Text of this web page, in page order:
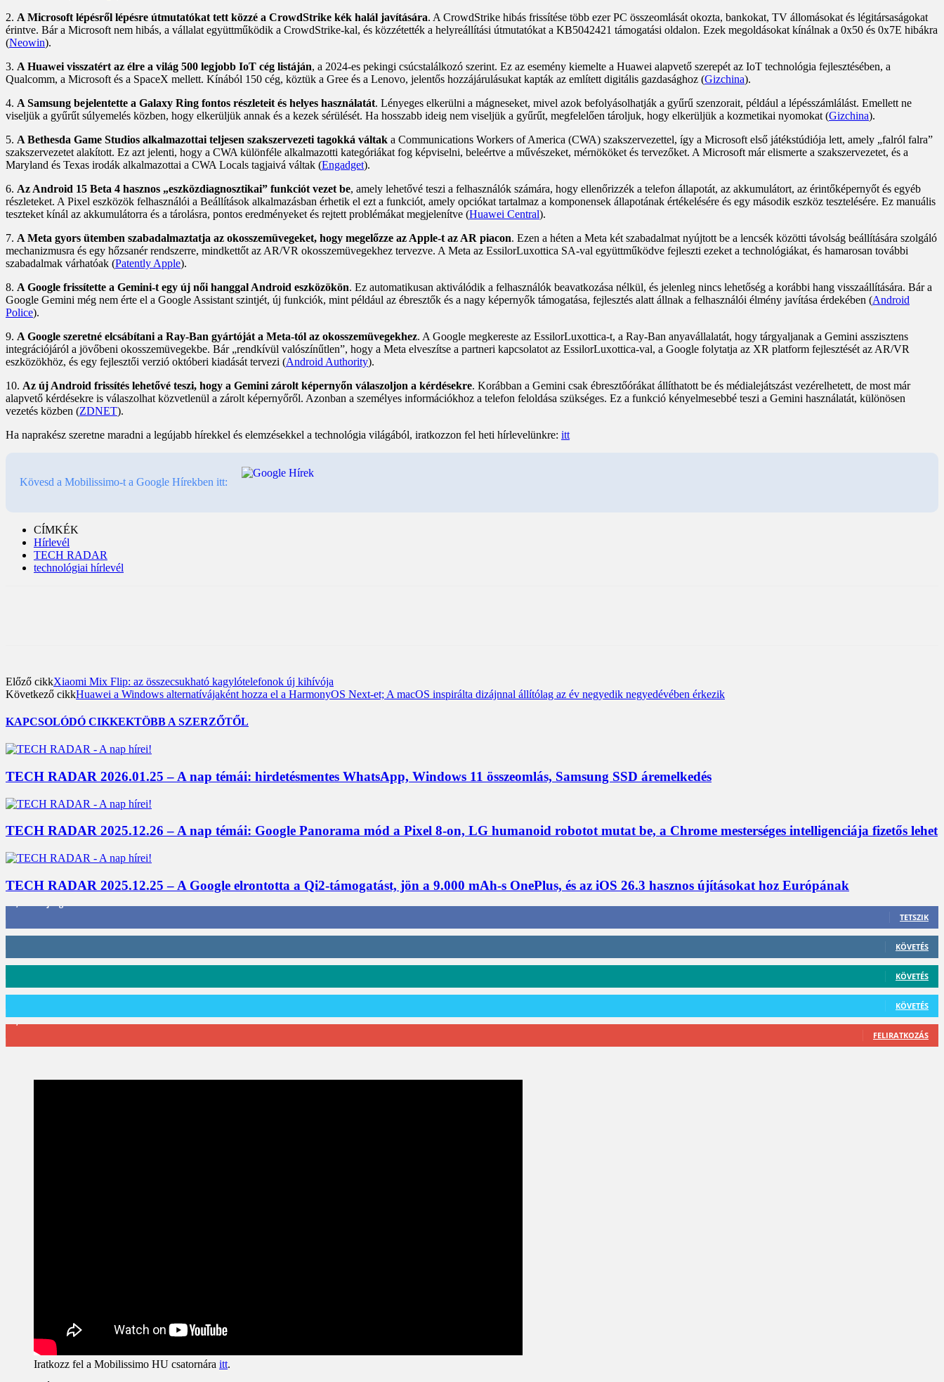
2. A Microsoft lépésről lépésre útmutatókat tett közzé a CrowdStrike kék halál javítására. A CrowdStrike hibás frissítése több ezer PC összeomlását okozta, bankokat, TV állomásokat és légitársaságokat
érintve. Bár a Microsoft nem hibás, a vállalat együttműködik a CrowdStrike-kal, és közzétették a helyreállítási útmutatókat a KB5042421 támogatási oldalon. Ezek megoldásokat kínálnak a 0x50 és 0x7E hibákra
(Neowin).
3. A Huawei visszatért az élre a világ 500 legjobb IoT cég listáján, a 2024-es pekingi csúcstalálkozó szerint. Ez az esemény kiemelte a Huawei alapvető szerepét az IoT technológia fejlesztésében, a
Qualcomm, a Microsoft és a SpaceX mellett. Kínából 150 cég, köztük a Gree és a Lenovo, jelentős hozzájárulásukat kapták az említett digitális gazdasághoz (Gizchina).
4. A Samsung bejelentette a Galaxy Ring fontos részleteit és helyes használatát. Lényeges elkerülni a mágneseket, mivel azok befolyásolhatják a gyűrű szenzorait, például a lépésszámlálást. Emellett ne
viseljük a gyűrűt súlyemelés közben, hogy elkerüljük annak és a kezek sérülését. Ha hosszabb ideig nem viseljük a gyűrűt, megfelelően tároljuk, hogy elkerüljük a kozmetikai nyomokat (Gizchina).
5. A Bethesda Game Studios alkalmazottai teljesen szakszervezeti tagokká váltak a Communications Workers of America (CWA) szakszervezettel, így a Microsoft első játékstúdiója lett, amely „falról falra”
szakszervezetet alakított. Ez azt jelenti, hogy a CWA különféle alkalmazotti kategóriákat fog képviselni, beleértve a művészeket, mérnököket és tervezőket. A Microsoft már elismerte a szakszervezetet, és a
Maryland és Texas irodák alkalmazottai a CWA Locals tagjaivá váltak (Engadget).
6. Az Android 15 Beta 4 hasznos „eszközdiagnosztikai” funkciót vezet be, amely lehetővé teszi a felhasználók számára, hogy ellenőrizzék a telefon állapotát, az akkumulátort, az érintőképernyőt és egyéb
részleteket. A Pixel eszközök felhasználói a Beállítások alkalmazásban érhetik el ezt a funkciót, amely opciókat tartalmaz a komponensek állapotának értékelésére és egy második eszköz tesztelésére. Ez manuális
teszteket kínál az akkumulátorra és a tárolásra, pontos eredményeket és rejtett problémákat megjelenítve (Huawei Central).
7. A Meta gyors ütemben szabadalmaztatja az okosszemüvegeket, hogy megelőzze az Apple-t az AR piacon. Ezen a héten a Meta két szabadalmat nyújtott be a lencsék közötti távolság beállítására szolgáló
mechanizmusra és egy hőzsanér rendszerre, mindkettőt az AR/VR okosszemüvegekhez tervezve. A Meta az EssilorLuxottica SA-val együttműködve fejleszti ezeket a technológiákat, és hamarosan további
szabadalmak várhatóak (Patently Apple).
8. A Google frissítette a Gemini-t egy új női hanggal Android eszközökön. Ez automatikusan aktiválódik a felhasználók beavatkozása nélkül, és jelenleg nincs lehetőség a korábbi hang visszaállítására. Bár a
Google Gemini még nem érte el a Google Assistant szintjét, új funkciók, mint például az ébresztők és a nagy képernyők támogatása, fejlesztés alatt állnak a felhasználói élmény javítása érdekében (Android
Police).
9. A Google szeretné elcsábítani a Ray-Ban gyártóját a Meta-tól az okosszemüvegekhez. A Google megkereste az EssilorLuxottica-t, a Ray-Ban anyavállalatát, hogy tárgyaljanak a Gemini asszisztens
integrációjáról a jövőbeni okosszemüvegekbe. Bár „rendkívül valószínűtlen”, hogy a Meta elveszítse a partneri kapcsolatot az EssilorLuxottica-val, a Google folytatja az XR platform fejlesztését az AR/VR
eszközökhöz, és egy fejlesztői verzió októberi kiadását tervezi (Android Authority).
10. Az új Android frissítés lehetővé teszi, hogy a Gemini zárolt képernyőn válaszoljon a kérdésekre. Korábban a Gemini csak ébresztőórákat állíthatott be és médialejátszást vezérelhetett, de most már
alapvető kérdésekre is válaszolhat közvetlenül a zárolt képernyőről. Azonban a személyes információkhoz a telefon feloldása szükséges. Ez a funkció kényelmesebbé teszi a Gemini használatát, különösen
vezetés közben (ZDNET).
Ha naprakész szeretne maradni a legújabb hírekkel és elemzésekkel a technológia világából, iratkozzon fel heti hírlevelünkre: itt
Kövesd a Mobilissimo-t a Google Hírekben itt:
CÍMKÉK
Hírlevél
TECH RADAR
technológiai hírlevél
Előző cikkXiaomi Mix Flip: az összecsukható kagylótelefonok új kihívója
Következő cikkHuawei a Windows alternatívájaként hozza el a HarmonyOS Next-et; A macOS inspirálta dizájnnal állítólag az év negyedik negyedévében érkezik
KAPCSOLÓDÓ CIKKEKTÖBB A SZERZŐTŐL
TECH RADAR 2026.01.25 – A nap témái: hirdetésmentes WhatsApp, Windows 11 összeomlás, Samsung SSD áremelkedés
TECH RADAR 2025.12.26 – A nap témái: Google Panorama mód a Pixel 8-on, LG humanoid robotot mutat be, a Chrome mesterséges intelligenciája fizetős lehet
TECH RADAR 2025.12.25 – A Google elrontotta a Qi2-támogatást, jön a 9.000 mAh-s OnePlus, és az iOS 26.3 hasznos újításokat hoz Európának
TETSZIK
KÖVETÉS
KÖVETÉS
KÖVETÉS
FELIRATKOZÁS
Iratkozz fel a Mobilissimo HU csatornára itt.